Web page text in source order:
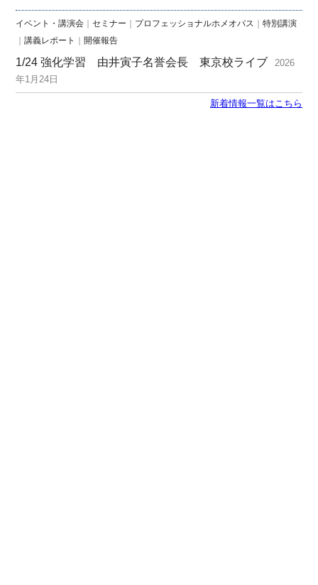
イベント・講演会 セミナー プロフェッショナルホメオパス
特別講演
講義レポート 開催報告
1/24 強化学習 由井寅子名誉会長 東京校ライブ
2026
年1月24日
新着情報一覧はこちら